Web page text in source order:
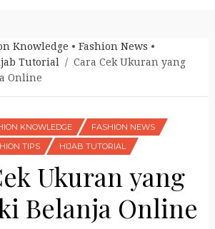
Knowledge • Fashion News •
Tutorial
/ Cara Cek Ukuran yang
Online
KNOWLEDGE
FASHION NEWS
TIPS
HIJAB TUTORIAL
Ukuran yang
Belanja Online